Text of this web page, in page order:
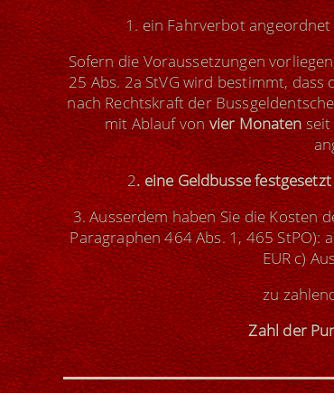
1. ein Fahrverbot
Sofern die Voraussetzungen
25 Abs. 2a StVG wird bestimmt,
nach Rechtskraft der
mit Ablauf vonvier Monatenseit
2. eine Geldbusse
3. Ausserdem haben Sie die Kosten
Paragraphen 464 Abs. 1, 465 StPO):
EUR c)
zu
Zahl der